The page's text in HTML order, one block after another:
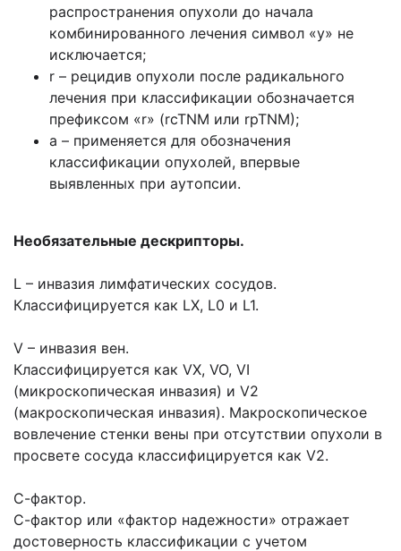
распространения опухоли до начала
комбинированного лечения символ «у» не
исключается;
r – рецидив опухоли после радикального
лечения при классификации обозначается
префиксом «r» (rcTNM или rpTNM);
а – применяется для обозначения
классификации опухолей, впервые
выявленных при аутопсии.
Необязательные дескрипторы.
L – инвазия лимфатических сосудов.
Классифицируется как LX, L0 и L1.
V – инвазия вен.
Классифицируется как VX, VO, VI
(микроскопическая инвазия) и V2
(макроскопическая инвазия). Макроскопическое
вовлечение стенки вены при отсутствии опухоли в
просвете сосуда классифицируется как V2.
С-фактор.
С-фактор или «фактор надежности» отражает
достоверность классификации с учетом